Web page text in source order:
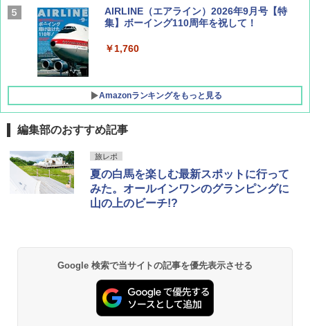
AIRLINE（エアライン）2026年9月号【特
集】ボーイング110周年を祝して！
￥1,760
Amazonランキングをもっと見る
D40 地球の歩き方 チェンマイ タイ北部の魅
力的な町 2026～2027 地球の歩き方D アジア
￥2,079
￥2,695
[キャンパーズコレクション 山善] ポップアッ
プテント 傘みたいに広げて畳める パッとサ
ッとサンシェード キューブ フルクローズ メ
ッシュ 簡単設置 ワンタッチテント キャンプ
&ハイキング カーキ PATC-150(KH)
PYKES PEAK (パイクスピーク) 着替えテン
人用 折りたたみ 防災グッズ 災害用トイレ ビ
ーチ ピクニック ポップアップテント 携帯 簡
易 トイレテント (グレー)
熊撃退スプレー 熊よけスプレー 熊スプレー
【日本企業販売】超強力クマ対策スプレー 30
0ml（連続噴射30秒）110ml（連続噴射15
秒）射程5～10m 安全ロック搭載 携帯収納袋
付き ヒグマ・イノシシ対策 自治体・教育機
関の購入実績 登山・キャンプ・アウトドア・
￥3,680
GRANDOOR ステンレス保冷剤 2個セット 2
026リニューアル 急速冷凍 空間倍増 衛生的
編集部のおすすめ記事
旅レポ
夏の白馬を楽しむ最新スポットに行って
みた。オールインワンのグランピングに
山の上のビーチ!?
Google 検索で当サイトの記事を優先表示させる